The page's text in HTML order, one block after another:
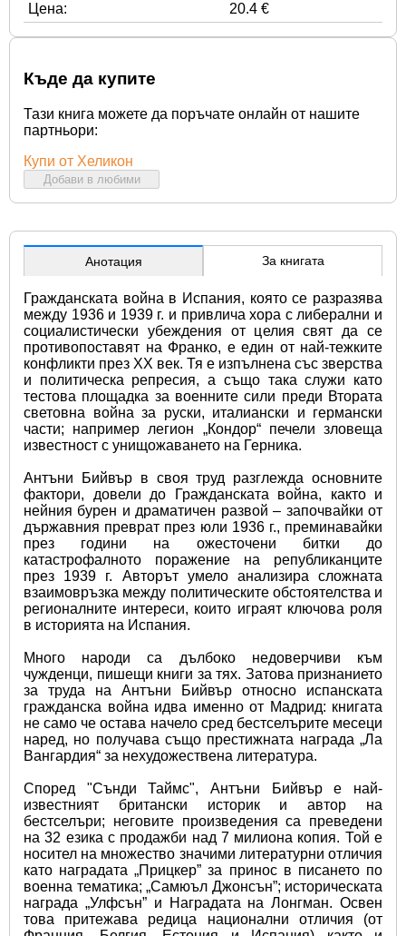
Цена:
20.4 €
Къде да купите
Тази книга можете да поръчате онлайн от нашите
партньори:
Купи от Хеликон
Добави в любими
Анотация За книгата
Гражданската война в Испания, която се разразява
между 1936 и 1939 г. и привлича хора с либерални и
социалистически убеждения от целия свят да се
противопоставят на Франко, е един от най-тежките
конфликти през XX век. Тя е изпълнена със зверства
и политическа репресия, а също така служи като
тестова площадка за военните сили преди Втората
световна война за руски, италиански и германски
части; например легион „Кондор“ печели зловеща
известност с унищожаването на Герника.
Антъни Бийвър в своя труд разглежда основните
фактори, довели до Гражданската война, както и
нейния бурен и драматичен развой – започвайки от
държавния преврат през юли 1936 г., преминавайки
през години на ожесточени битки до
катастрофалното поражение на републиканците
през 1939 г. Авторът умело анализира сложната
взаимовръзка между политическите обстоятелства и
регионалните интереси, които играят ключова роля
в историята на Испания.
Много народи са дълбоко недоверчиви към
чужденци, пишещи книги за тях. Затова признанието
за труда на Антъни Бийвър относно испанската
гражданска война идва именно от Мадрид: книгата
не само че остава начело сред бестселърите месеци
наред, но получава също престижната награда „Ла
Вангардия“ за нехудожествена литература.
Според "Сънди Таймс", Антъни Бийвър е най-
известният британски историк и автор на
бестселъри; неговите произведения са преведени
на 32 езика с продажби над 7 милиона копия. Той е
носител на множество значими литературни отличия
като наградата „Прицкер” за принос в писането по
военна тематика; „Самюъл Джонсън”; историческата
награда „Улфсън” и Наградата на Лонгман. Освен
това притежава редица национални отличия (от